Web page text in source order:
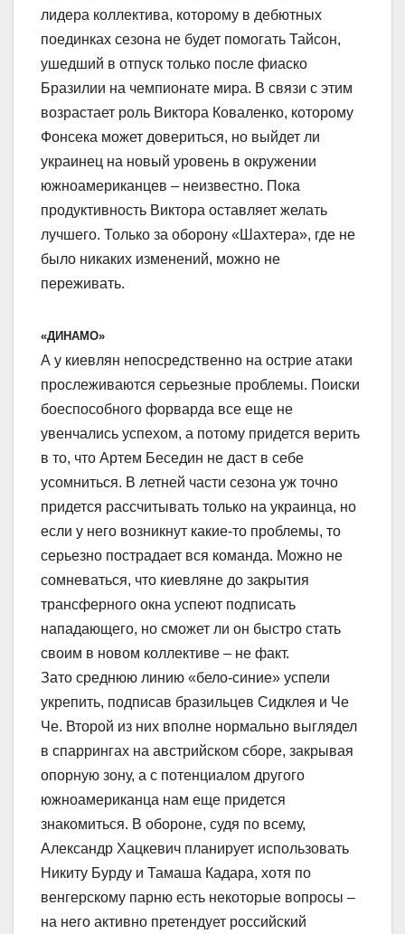
лидера коллектива, которому в дебютных
поединках сезона не будет помогать Тайсон,
ушедший в отпуск только после фиаско
Бразилии на чемпионате мира. В связи с этим
возрастает роль Виктора Коваленко, которому
Фонсека может довериться, но выйдет ли
украинец на новый уровень в окружении
южноамериканцев – неизвестно. Пока
продуктивность Виктора оставляет желать
лучшего. Только за оборону «Шахтера», где не
было никаких изменений, можно не
переживать.
«ДИНАМО»
А у киевлян непосредственно на острие атаки
прослеживаются серьезные проблемы. Поиски
боеспособного форварда все еще не
увенчались успехом, а потому придется верить
в то, что Артем Беседин не даст в себе
усомниться. В летней части сезона уж точно
придется рассчитывать только на украинца, но
если у него возникнут какие-то проблемы, то
серьезно пострадает вся команда. Можно не
сомневаться, что киевляне до закрытия
трансферного окна успеют подписать
нападающего, но сможет ли он быстро стать
своим в новом коллективе – не факт.
Зато среднюю линию «бело-синие» успели
укрепить, подписав бразильцев Сидклея и Че
Че. Второй из них вполне нормально выглядел
в спаррингах на австрийском сборе, закрывая
опорную зону, а с потенциалом другого
южноамериканца нам еще придется
знакомиться. В обороне, судя по всему,
Александр Хацкевич планирует использовать
Никиту Бурду и Тамаша Кадара, хотя по
венгерскому парню есть некоторые вопросы –
на него активно претендует российский